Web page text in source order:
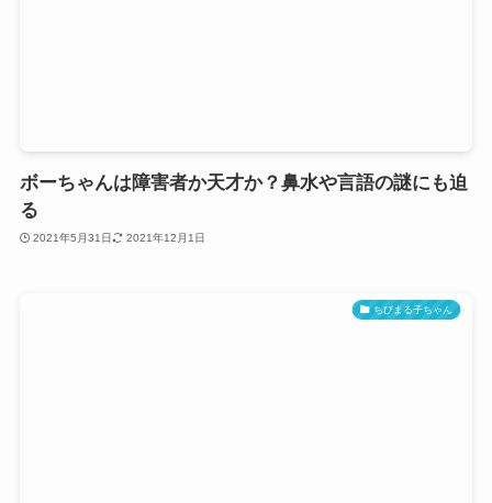
ボーちゃんは障害者か天才か？鼻水や言語の謎にも迫
る
2021年5月31日 2021年12月1日
ちびまる子ちゃん